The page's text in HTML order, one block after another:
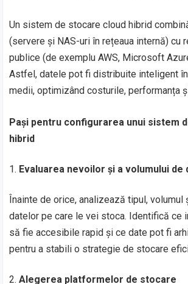
Un sistem de stocare cloud hibrid
(servere și NAS-uri în rețeaua internă) cu
publice (de exemplu AWS, Microsoft
Astfel, datele pot fi distribuite inteligent
medii, optimizând costurile, performanța
Pași pentru configurarea unui sistem
hibrid
Evaluarea nevoilor și a volumului de
Înainte de orice, analizează tipul,
datelor pe care le vei stoca. Identifică ce
să fie accesibile rapid și ce date pot fi
pentru a stabili o strategie de stocare
Alegerea platformelor de stocare